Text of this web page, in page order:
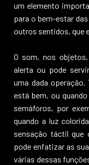
um elemento
para o bem-estar
outros sentidos, que
O som, nos
alerta ou pode
uma dada
está bem, ou
semáforos, por
quando a luz
sensação táctil
pode enfatizar as
várias dessas